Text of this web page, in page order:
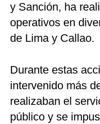
y Sanción, ha
operativos en
de Lima y Callao.
Durante estas
intervenido más
realizaban el
público y se